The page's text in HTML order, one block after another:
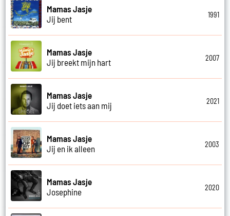
Mamas Jasje
Jij bent
1991
Mamas Jasje
Jij breekt mijn hart
2007
Mamas Jasje
Jij doet iets aan mij
2021
Mamas Jasje
Jij en ik alleen
2003
Mamas Jasje
Josephine
2020